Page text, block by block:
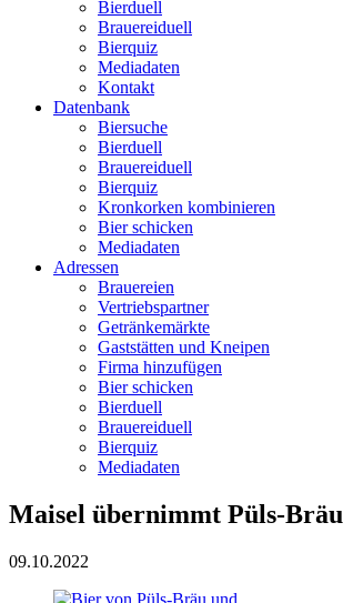
Bierduell
Brauereiduell
Bierquiz
Mediadaten
Kontakt
Datenbank
Biersuche
Bierduell
Brauereiduell
Bierquiz
Kronkorken kombinieren
Bier schicken
Mediadaten
Adressen
Brauereien
Vertriebspartner
Getränkemärkte
Gaststätten und Kneipen
Firma hinzufügen
Bier schicken
Bierduell
Brauereiduell
Bierquiz
Mediadaten
Maisel übernimmt Püls-Bräu
09.10.2022